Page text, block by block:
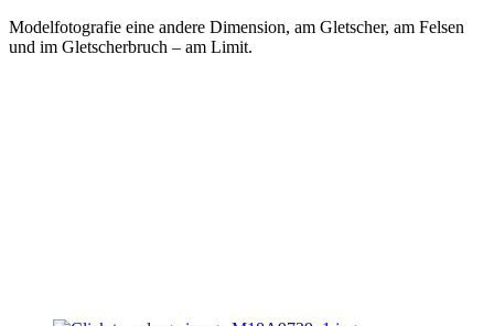
Modelfotografie eine andere Dimension, am Gletscher, am Felsen
und im Gletscherbruch – am Limit.